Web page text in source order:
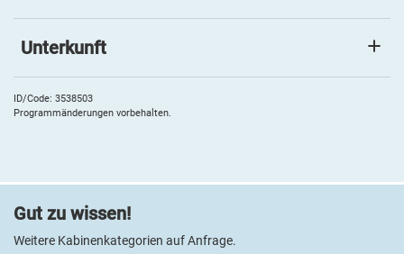
Unterkunft
DieMein Schiff
stilvolles Interieur und einzigartige Möglichkeiten, um eine
KULINARIK
Kulinarische Spezialitäten bieten Ihnen die vielen Restaurants
ID/Code: 3538503
Programmänderungen vorbehalten.
Gut zu wissen!
Weitere Kabinenkategorien auf Anfrage.